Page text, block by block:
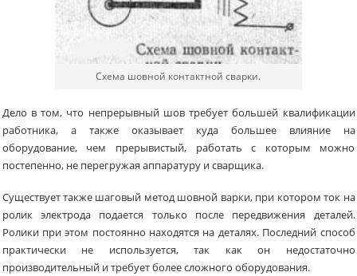
Схема шовной контактной сварки.
Дело в том, что непрерывный шов требует большей квалификации
работника, а также оказывает куда большее влияние на
оборудование, чем прерывистый, работать с которым можно
постепенно, не перегружая аппаратуру и сварщика.
Существует также шаговый метод шовной варки, при котором ток на
ролик электрода подается только после передвижения деталей.
Ролики при этом постоянно находятся на деталях. Последний способ
практически не используется, так как он недостаточно
производительный и требует более сложного оборудования.